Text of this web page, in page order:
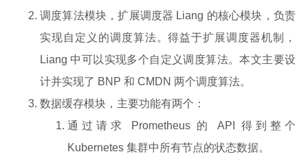
调度算法模块，扩展调度器 Liang 的核心模块，负责
实现自定义的调度算法。得益于扩展调度器机制，
Liang 中可以实现多个自定义调度算法。本文主要设
计并实现了 BNP 和 CMDN 两个调度算法。
数据缓存模块，主要功能有两个：
通过请求 Prometheus 的 API 得到整个
Kubernetes 集群中所有节点的状态数据。